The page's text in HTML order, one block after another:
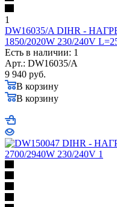
1
DW16035/A DIHR -
1850/2020W 230/240V
Есть в наличии: 1
Арт.: DW16035/A
9 940 руб.
В корзину
В корзину